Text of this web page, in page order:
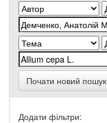
Почати новий пошук
Додати фільтри: